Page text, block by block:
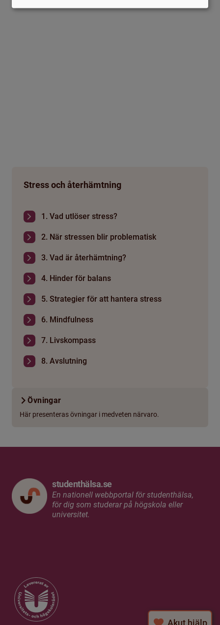
Stress och återhämtning
1. Vad utlöser stress?
2. När stressen blir problematisk
3. Vad är återhämtning?
4. Hinder för balans
5. Strategier för att hantera stress
6. Mindfulness
7. Livskompass
8. Avslutning
Övningar
Här presenteras övningar i medveten närvaro.
Akut hjälp
studenthälsa.se
En nationell webbportal för studenthälsa,
för dig som studerar på högskola eller
universitet.